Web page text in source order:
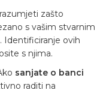
zašto
s vašim stvarnim
Identificiranje ovih
s njima.
sanjate o banci
raditi na